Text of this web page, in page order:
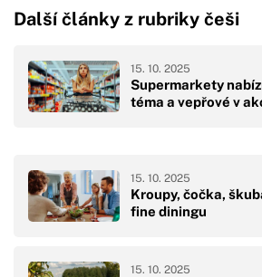
Další články z rubriky češi
Supermarkety
téma a vepřové v
15. 10. 2025
Kroupy, čočka,
fine diningu
15. 10. 2025
15. 10. 2025